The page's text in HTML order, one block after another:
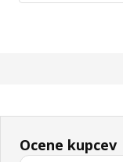
Ocene kupcev